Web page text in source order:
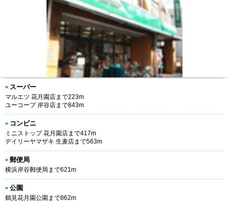
スーパー
マルエツ 花月園店まで223m
ユーコープ 岸谷店まで843m
コンビニ
ミニストップ 花月園店まで417m
デイリーヤマザキ 生麦店まで563m
郵便局
横浜岸谷郵便局まで621m
公園
鶴見花月園公園まで862m